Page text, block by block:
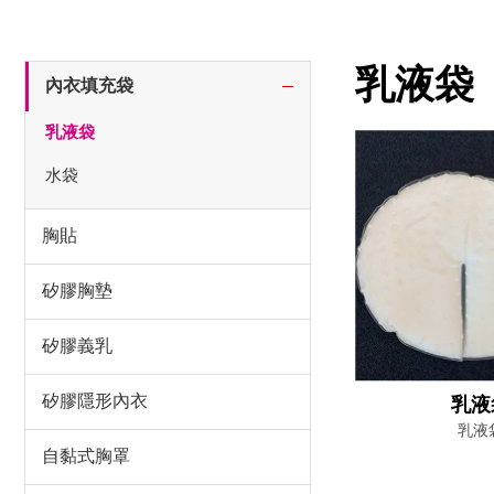
內衣填充袋
乳液袋
水袋
胸貼
矽膠胸墊
矽膠義乳
矽膠隱形內衣
自黏式胸罩
乳液袋
乳
乳液